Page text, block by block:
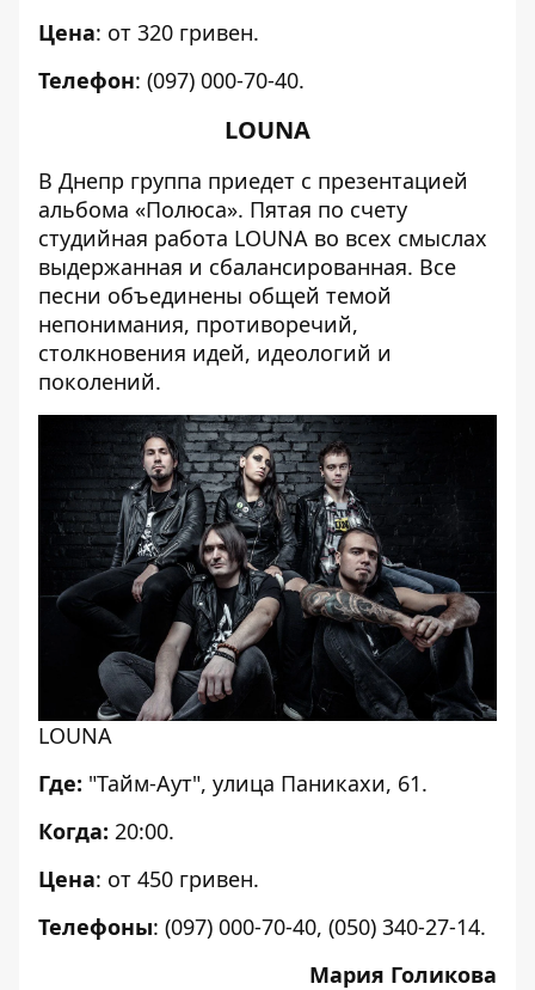
Цена: от 320 гривен.
Телефон: (097) 000-70-40.
LOUNA
В Днепр группа приедет с презентацией
альбома «Полюса». Пятая по счету
студийная работа LOUNA во всех смыслах
выдержанная и сбалансированная. Все
песни объединены общей темой
непонимания, противоречий,
столкновения идей, идеологий и
поколений.
LOUNA
Где: "Тайм-Аут", улица Паникахи, 61.
Когда: 20:00.
Цена: от 450 гривен.
Телефоны: (097) 000-70-40, (050) 340-27-14.
Мария Голикова